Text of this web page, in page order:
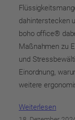
dahinterstecken
boho office®
Maßnahmen zu
und
Einordnung,
weitere
Weiterlesen